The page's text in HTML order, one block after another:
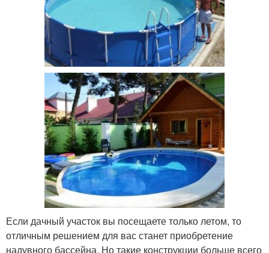
Если дачный участок вы посещаете только летом, то
отличным решением для вас станет приобретение
надувного бассейна. Но такие конструкции больше всего